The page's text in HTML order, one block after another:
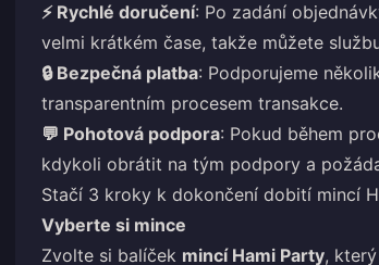
⚡ Rychlé doručení: Po zadání
velmi krátkém čase, takže můžete
🔒 Bezpečná platba: Podporujeme
transparentním procesem transakce.
💬 Pohotová podpora: Pokud během
kdykoli obrátit na tým podpory a
Stačí 3 kroky k dokončení dobití mincí
Vyberte si mince
Zvolte si balíček mincí Hami Party,